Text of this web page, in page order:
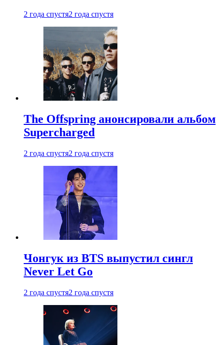
2 года спустя2 года спустя
The Offspring анонсировали альбом
Supercharged
2 года спустя2 года спустя
Чонгук из BTS выпустил сингл
Never Let Go
2 года спустя2 года спустя